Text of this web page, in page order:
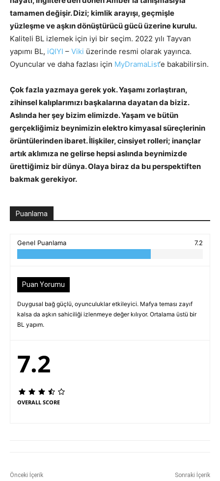
tamamen değişir. Dizi; kimlik arayışı, geçmişle
yüzleşme ve aşkın dönüştürücü gücü üzerine kurulu.
Kaliteli BL izlemek için iyi bir seçim. 2022 yılı Tayvan
yapımı BL, iQIYI – Viki üzerinde resmi olarak yayınca.
Oyuncular ve daha fazlası için MyDramaList‘e bakabilirsin.
Çok fazla yazmaya gerek yok. Yaşamı zorlaştıran,
zihinsel kalıplarımızı başkalarına dayatan da biziz.
Aslında her şey bizim elimizde. Yaşam ve bütün
gerçekliğimiz beynimizin elektro kimyasal süreçlerinin
örüntülerinden ibaret. İlişkiler, cinsiyet rolleri; inançlar
artık aklımıza ne gelirse hepsi aslında beynimizde
ürettiğimiz bir dünya. Olaya biraz da bu perspektiften
bakmak gerekiyor.
Puanlama
Genel Puanlama 7.2
Puan Yorumu
Duygusal bağ güçlü, oyunculuklar etkileyici. Mafya teması zayıf
kalsa da aşkın sahiciliği izlenmeye değer kılıyor. Ortalama üstü bir
BL yapım.
7.2
OVERALL SCORE
Önceki İçerik Sonraki İçerik